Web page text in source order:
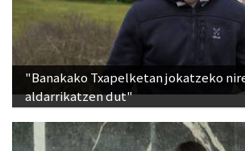
"Banakako Txapelketan jokatzeko
aldarrikatzen dut"